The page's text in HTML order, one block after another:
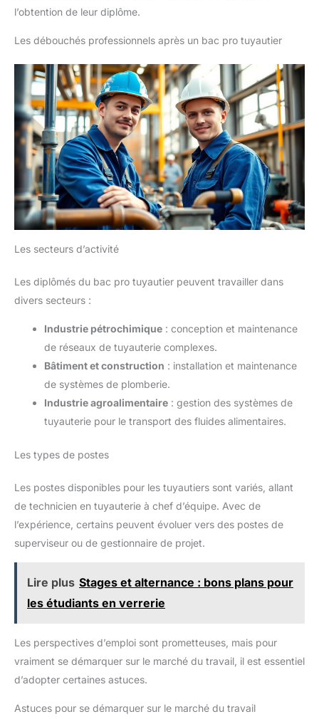
l’obtention de leur diplôme.
Les débouchés professionnels après un bac pro tuyautier
Les secteurs d’activité
Les diplômés du bac pro tuyautier peuvent travailler dans
divers secteurs :
Industrie pétrochimique : conception et maintenance
de réseaux de tuyauterie complexes.
Bâtiment et construction : installation et maintenance
de systèmes de plomberie.
Industrie agroalimentaire : gestion des systèmes de
tuyauterie pour le transport des fluides alimentaires.
Les types de postes
Les postes disponibles pour les tuyautiers sont variés, allant
de technicien en tuyauterie à chef d’équipe. Avec de
l’expérience, certains peuvent évoluer vers des postes de
superviseur ou de gestionnaire de projet.
Lire plus Stages et alternance : bons plans pour
les étudiants en verrerie
Les perspectives d’emploi sont prometteuses, mais pour
vraiment se démarquer sur le marché du travail, il est essentiel
d’adopter certaines astuces.
Astuces pour se démarquer sur le marché du travail